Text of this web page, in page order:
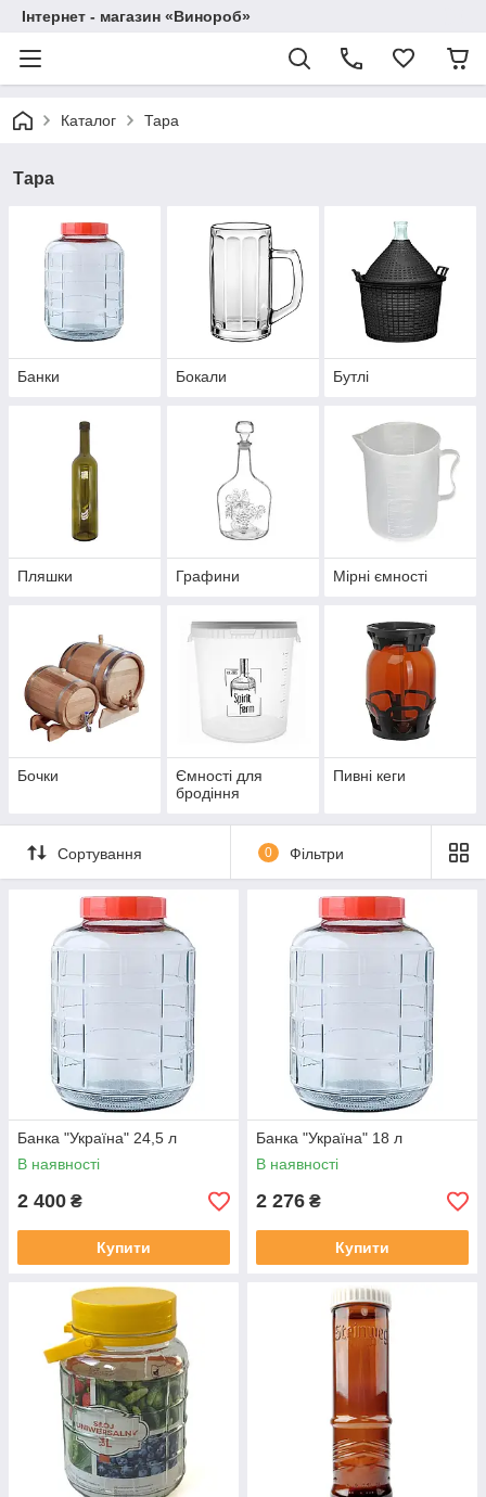
Інтернет - магазин «Винороб»
Каталог Тара
Тара
Банки Бокали Бутлі
Пляшки Графини Мірні ємності
Бочки
Ємності для
бродіння
Пивні кеги
Сортування 0 Фільтри
Банка "Україна" 24,5 л
В наявності
2 400 ₴
Купити
Банка "Україна" 18 л
В наявності
2 276 ₴
Купити